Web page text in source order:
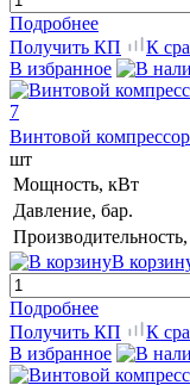
Подробнее
Получить КП
К
В избранное
Винтовой
шт
Мощность, кВт
Давление, бар.
В
Подробнее
Получить КП
К
В избранное